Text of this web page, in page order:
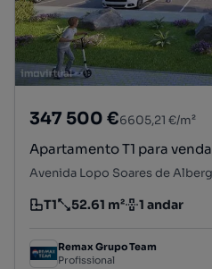
347 500 €6605,21 €/m²
Apartamento T1 para venda
Tipologia
T1
Preço por metro quadrado
52.61 m²
Andar 1 andar
Remax Grupo Team
Profissional